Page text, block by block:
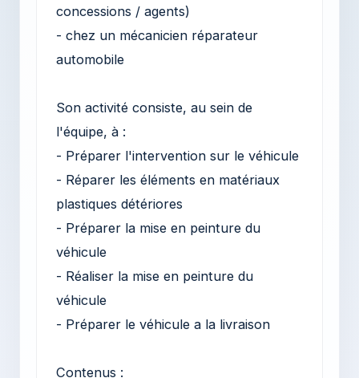
concessions / agents)
- chez un mécanicien réparateur
automobile
Son activité consiste, au sein de
l'équipe, à :
- Préparer l'intervention sur le véhicule
- Réparer les éléments en matériaux
plastiques détériores
- Préparer la mise en peinture du
véhicule
- Réaliser la mise en peinture du
véhicule
- Préparer le véhicule a la livraison
Contenus :